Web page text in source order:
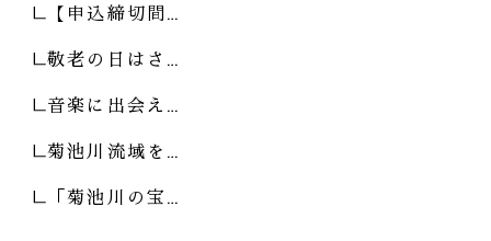
【申込締切間…
敬老の日はさ…
音楽に出会え…
菊池川流域を…
「菊池川の宝…